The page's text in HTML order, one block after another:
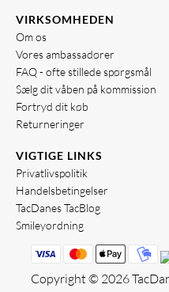
VIRKSOMHEDEN
Om os
Vores ambassadører
FAQ - ofte stillede spørgsmål
Sælg dit våben på kommission
Fortryd dit køb
Returneringer
VIGTIGE LINKS
Privatlivspolitik
Handelsbetingelser
TacDanes TacBlog
Smileyordning
Copyright © 2026